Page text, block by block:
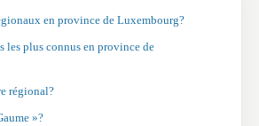
en province de Luxembourg?
les plus connus en province de
régional?
»?